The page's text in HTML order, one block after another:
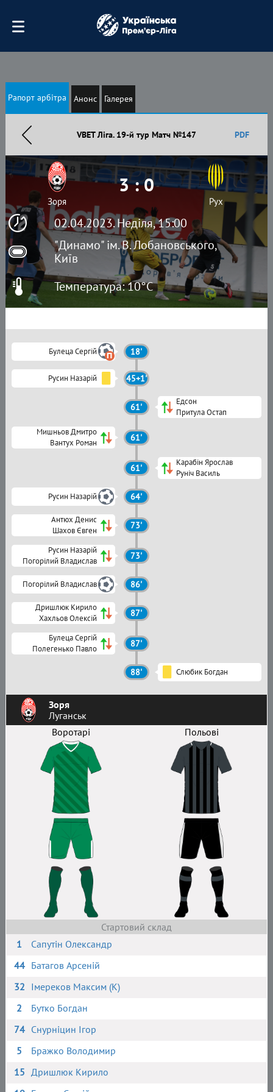
Рапорт арбітра Анонс Галерея
VBET Ліга. 19-й тур Матч №147 PDF
02.04.2023. Неділя, 15:00
"Динамо" ім. В. Лобановського,
Київ
Зоря
3 : 0
Рух
Температура: 10°C
Зоря
Луганськ
Воротарі
Польові
Стартовий склад
1
Сапутін Олександр
44 Батагов Арсеній
32 Імереков Максим (К)
2
Бутко Богдан
74 Снурніцин Ігор
5
Бражко Володимир
15 Дришлюк Кирило
Булеца Сергій 18'
Русин Назарій 45+1'
61'
Едсон
Притула Остап
Мишньов Дмитро
Вантух Роман
61'
61'
Карабін Ярослав
Руніч Василь
Русин Назарій 64'
Антюх Денис
Шахов Євген
73'
Русин Назарій
Погорілий Владислав
73'
Погорілий Владислав 86'
Дришлюк Кирило
Хахльов Олексій
87'
Булеца Сергій
Полегенько Павло
87'
88' Слюбик Богдан